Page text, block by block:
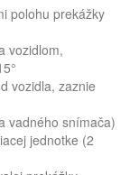
polohu prekážky
vozidlom,
vozidla, zaznie
vadného snímača)
jednotke (2